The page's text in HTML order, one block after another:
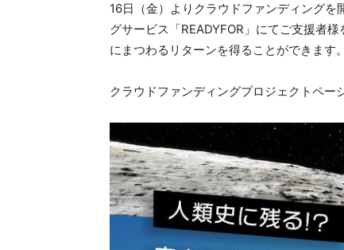
16日（金）よりクラウドファンディング
グサービス「READYFOR」にてご支援者
にまつわるリターンを得ることができます。
クラウドファンディングプロジェクトペー